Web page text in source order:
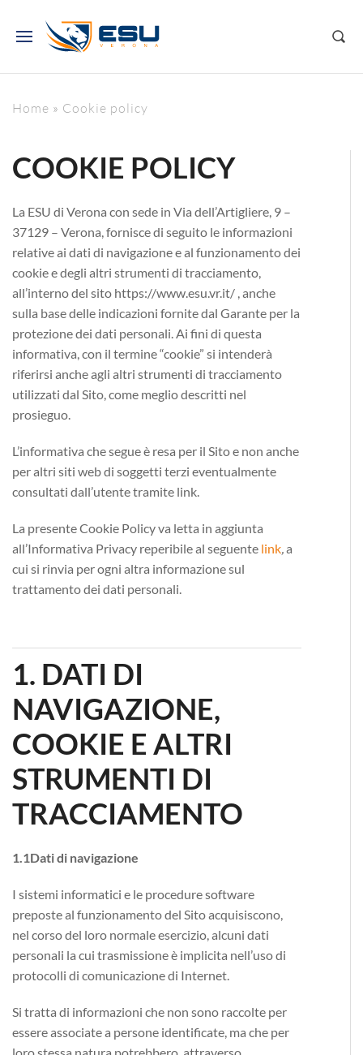
Home » Cookie policy
COOKIE POLICY
La ESU di Verona con sede in Via dell’Artigliere, 9 –
37129 – Verona,fornisce di seguito le informazioni
relative ai dati di navigazione e al funzionamento dei
cookie e degli altri strumenti di tracciamento,
all’interno del sito https://www.esu.vr.it/ , anche
sulla base delle indicazioni fornite dal Garante per la
protezione dei dati personali. Ai fini di questa
informativa, con il termine “cookie” si intenderà
riferirsi anche agli altri strumenti di tracciamento
utilizzati dal Sito, come meglio descritti nel
prosieguo.
L’informativa che segue è resa per il Sito e non anche
per altri siti web di soggetti terzi eventualmente
consultati dall’utente tramite link.
La presente Cookie Policy va letta in aggiunta
all’Informativa Privacy reperibile al seguente link,a
cui si rinvia per ogni altra informazione sul
trattamento dei dati personali.
1. DATI DI
NAVIGAZIONE,
COOKIE E ALTRI
STRUMENTI DI
TRACCIAMENTO
1.1Dati di navigazione
I sistemi informatici e le procedure software
preposte al funzionamento del Sito acquisiscono,
nel corso del loro normale esercizio, alcuni dati
personali la cui trasmissione è implicita nell’uso di
protocolli di comunicazione di Internet.
Si tratta di informazioni che non sono raccolte per
essere associate a persone identificate, ma che per